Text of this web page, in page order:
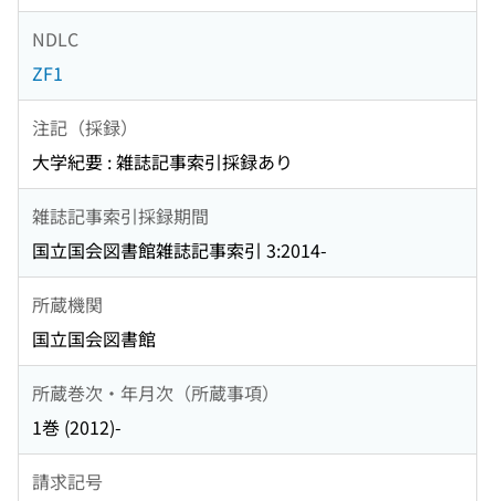
NDLC
ZF1
注記（採録）
大学紀要 : 雑誌記事索引採録あり
雑誌記事索引採録期間
国立国会図書館雑誌記事索引 3:2014-
所蔵機関
国立国会図書館
所蔵巻次・年月次（所蔵事項）
1巻 (2012)-
請求記号